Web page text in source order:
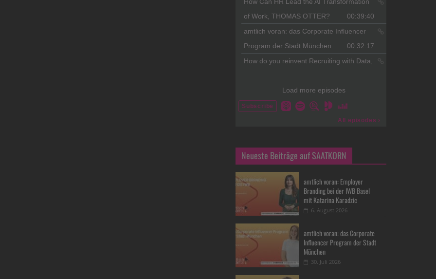
Neueste Beiträge auf SAATKORN
amtlich voran: Employer
Branding bei der IWB Basel
mit Katarina Karadzic
6. August 2026
amtlich voran: das Corporate
Influencer Program der Stadt
München
30. Juli 2026